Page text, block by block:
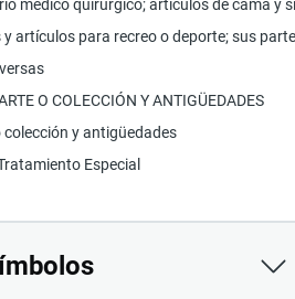
médico quirúrgico; artículos de cama
artículos para recreo o deporte; sus
O COLECCIÓN Y ANTIGÜEDADES
colección y antigüedades
Especial